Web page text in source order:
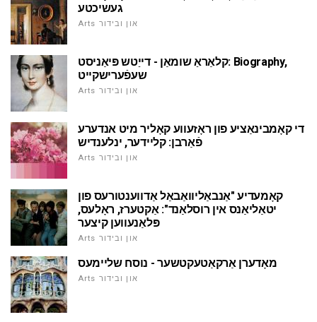
געשיכטע
Arts און ובידור
קלאַראַ שומאַן - דייַטש פּיאַניסט: Biography,
שעפֿערישקייט
Arts און ובידור
די קאָמבינאַציע פון ראָזעווע קאָליר מיט אנדערע
פֿאַרבן: קליידער, ינלענדיש
Arts און ובידור
קאָמעדיע "אַנבאַליוואַבאַל אַדווענטורעס פון
יטאַליאַנס אין רוסלאַנד": אַקטערז, ראָלעס,
פּלאַנעווען קיצער
Arts און ובידור
מאָדערן אַרקאַטעקטשער - נוסח שליימעס
Arts און ובידור